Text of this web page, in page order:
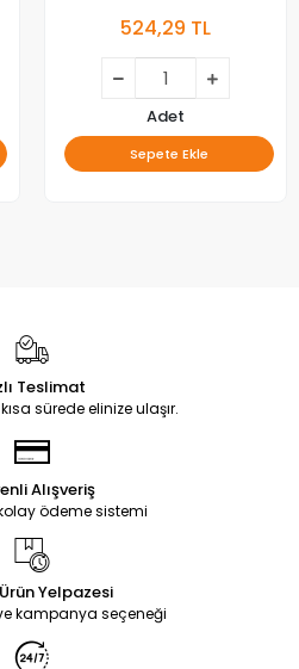
524,29 TL
Adet
Sepete Ekle
Teslimat
sürede elinize ulaşır.
Alışveriş
ödeme sistemi
Yelpazesi
kampanya seçeneği